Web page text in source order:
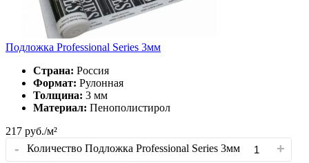
Подложка Professional Series 3мм
Страна: Россия
Формат: Рулонная
Толщина: 3 мм
Материал: Пенополистирол
217 руб./м²
- Количество Подложка Professional Series 3мм +